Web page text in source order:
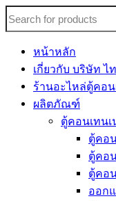
หน้าหลัก
เกี่ยวกับ บริษัท ไ
ร้านอะไหล่ตู้คอน
ผลิตภัณฑ์
ตู้คอนเทนเ
ตู้คอ
ตู้คอ
ตู้คอ
ออก